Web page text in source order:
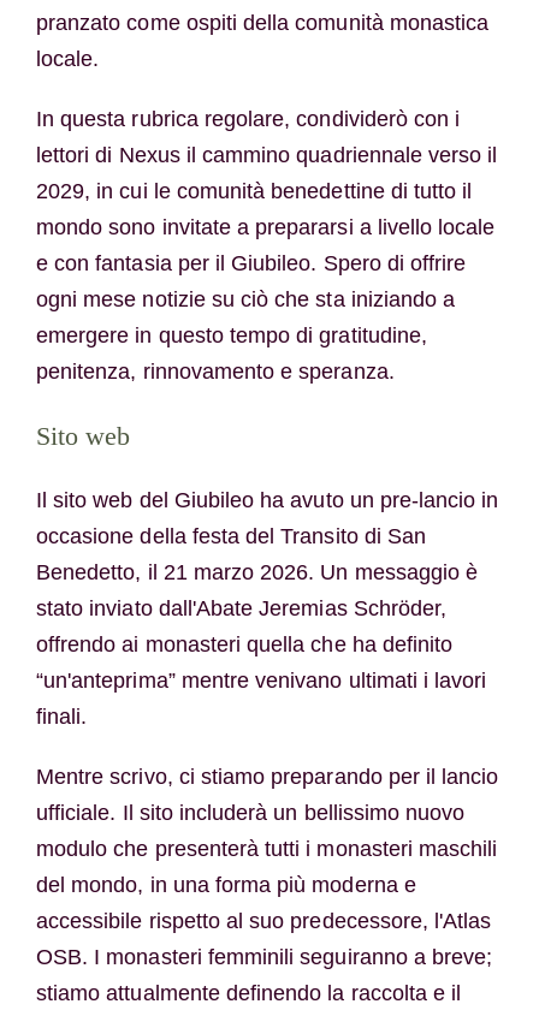
pranzato come ospiti della comunità monastica
locale.
In questa rubrica regolare, condividerò con i
lettori di Nexus il cammino quadriennale verso il
2029, in cui le comunità benedettine di tutto il
mondo sono invitate a prepararsi a livello locale
e con fantasia per il Giubileo. Spero di offrire
ogni mese notizie su ciò che sta iniziando a
emergere in questo tempo di gratitudine,
penitenza, rinnovamento e speranza.
Sito web
Il sito web del Giubileo ha avuto un pre-lancio in
occasione della festa del Transito di San
Benedetto, il 21 marzo 2026. Un messaggio è
stato inviato dall'Abate Jeremias Schröder,
offrendo ai monasteri quella che ha definito
“un'anteprima” mentre venivano ultimati i lavori
finali.
Mentre scrivo, ci stiamo preparando per il lancio
ufficiale. Il sito includerà un bellissimo nuovo
modulo che presenterà tutti i monasteri maschili
del mondo, in una forma più moderna e
accessibile rispetto al suo predecessore, l'Atlas
OSB. I monasteri femminili seguiranno a breve;
stiamo attualmente definendo la raccolta e il